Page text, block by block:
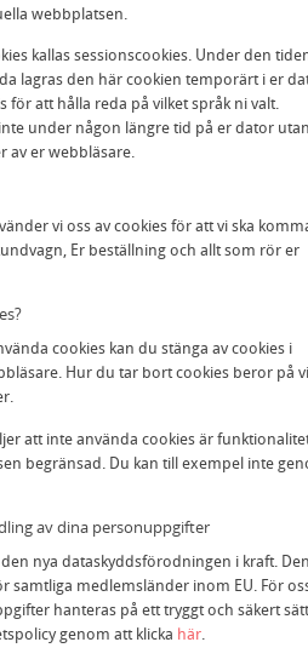
webbplatsen.
kallas sessionscookies. Under den
lagras den här cookien temporärt i er
för att hålla reda på vilket språk ni valt.
under någon längre tid på er dator utan
av er webbläsare.
vi oss av cookies för att vi ska
Er beställning och allt som rör er
cookies kan du stänga av cookies i
Hur du tar bort cookies beror på
att inte använda cookies är
begränsad. Du kan till exempel inte
av dina personuppgifter
nya dataskyddsförodningen i kraft.
samtliga medlemsländer inom EU. För
hanteras på ett tryggt och säkert
genom att klicka här.